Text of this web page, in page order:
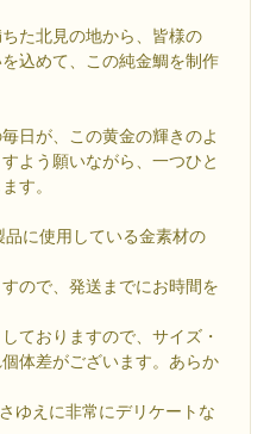
た北見の地から、皆様の
込めて、この純金鯛を制作
日が、この黄金の輝きのよ
よう願いながら、一つひと
す。
に使用している金素材の
ので、発送までにお時間を
ておりますので、サイズ・
体差がございます。あらか
ゆえに非常にデリケートな